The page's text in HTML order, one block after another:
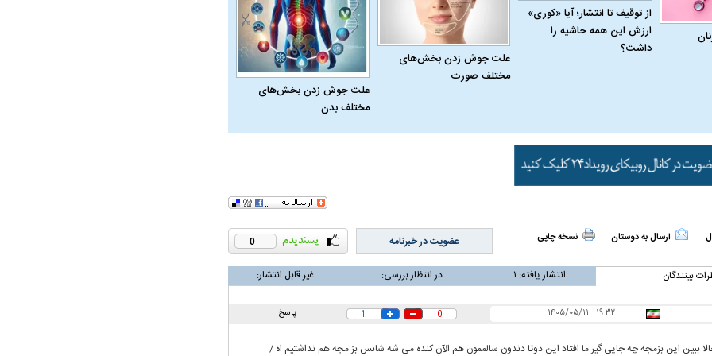
از توقیف تا انتشار؛ آیا «کوری»
ارزش این همه حاشیه را
داشت؟
علت جوش زدن بخش‌های
مختلف صورت
علت جوش زدن بخش‌های
مختلف بدن
ارسال به دوستان نسخه چاپی 0 عضویت در خبرنامه
بینندگان انتشار یافته: ۱ در انتظار بررسی: غیر قابل انتشار:
|
| ۱۹:۳۲ - ۱۴۰۵/۰۵/۱۱ پاسخ 0
1
ببین این بزمجه چه جایی گیر ما افتاد این دوتا دندون سالممون هم الآن کنده می شه شانس بز مجه هم نداشتیم اه /
به کویت با
سخنرانی دیده نشده آیت‌الله هاشمی
رفسنجانی درباره پذیرش قطع نامه۵۹۸
ببینید| انیمیشن لگویی حمله به کویت با
جنگنده اف-۵
علت تنگی نفس و راه های درمان آن
دلیل علاقه برخی افراد به فال و طالع‌بینی
چیست؟
تاثیر استرس بر بدن